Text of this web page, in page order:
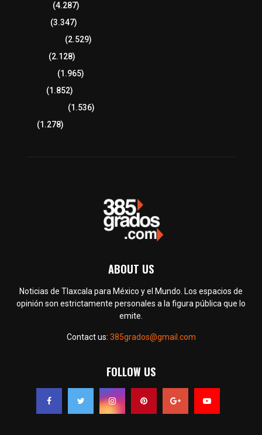
(4.287)
(3.347)
(2.529)
(2.128)
(1.965)
(1.852)
(1.536)
(1.278)
ABOUT US
Noticias de Tlaxcala para México y el Mundo. Los espacios de
opinión son estrictamente personales a la figura pública que lo
emite.
Contact us: 385grados@gmail.com
FOLLOW US